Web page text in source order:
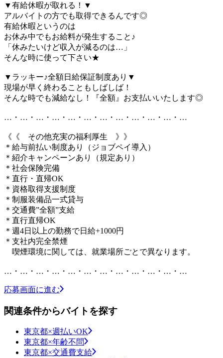
▼有給休暇が取れる！▼
アルバイトの方でも取得できるんです◎
有給休暇というのは
お休み中でもお給料が発生すること♪
「休みたいけど収入が減るのは…」
そんな時に使って下さい★
▼ラッキー♪全額日給保証制度あり▼
現場が早く終わることもしばしば！
そんな時でも減給なし！『全額』お支払いいたします◎
…・…・…・…・…・…・…・…・…・…・…・…
《《 その他充実の福利厚生 》》
＊給与前払い制度あり（ジョブペイ導入）
＊紹介キャンペーンあり（規定あり）
＊社会保険完備
＊直行・直帰OK
＊資格取得支援制度
＊制服装備品一式貸与
＊交通費”全額”支給
＊直行直帰OK
＊週4日以上の勤務で日給+1000円
＊支社内完全禁煙
喫煙環境に関しては、就業場所ごとで異なります。
…・…・…・…・…・…・…・…・…・…・…・…
応募画面に進む
関連条件からバイトを探す
東京都×週払いOK
東京都×年齢不問
東京都×交通費支給